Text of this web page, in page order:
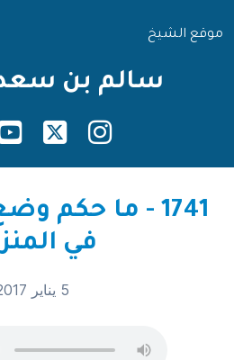
موقع الشيخ
سالم بن
1741 - ما حكم
في
5 يناير 2017